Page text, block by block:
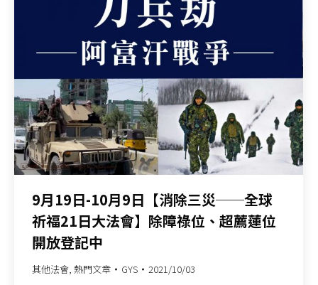
9月19日-10月9日【消除三災──全球
祈福21日大法會】除障祿位、超薦蓮位
開放登記中
其他法會, 熱門文章 GYS 2021/10/03